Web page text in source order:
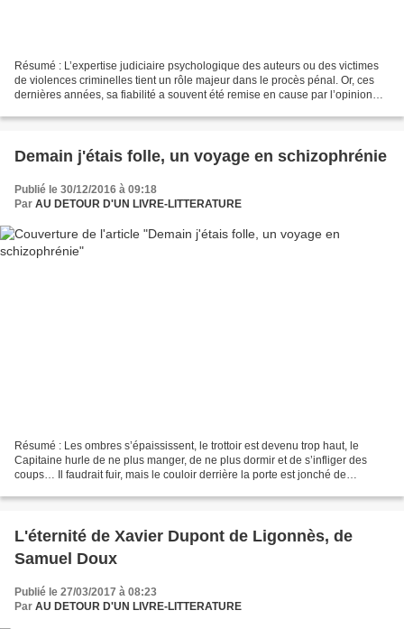
Résumé : L’expertise judiciaire psychologique des auteurs ou des victimes
de violences criminelles tient un rôle majeur dans le procès pénal. Or, ces
dernières années, sa fiabilité a souvent été remise en cause par l’opinion
Demain j'étais folle, un voyage en schizophrénie
Publié le 30/12/2016 à 09:18
Par AU DETOUR D'UN LIVRE-LITTERATURE
Résumé : Les ombres s’épaississent, le trottoir est devenu trop haut, le
Capitaine hurle de ne plus manger, de ne plus dormir et de s’infliger des
coups… Il faudrait fuir, mais le couloir derrière la porte est jonché de
L'éternité de Xavier Dupont de Ligonnès, de
Samuel Doux
Publié le 27/03/2017 à 08:23
Par AU DETOUR D'UN LIVRE-LITTERATURE